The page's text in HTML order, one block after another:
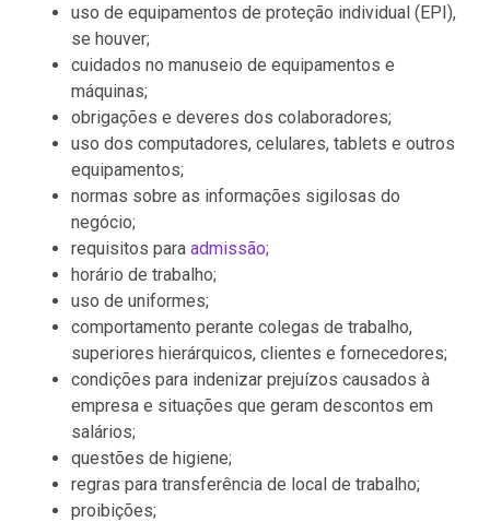
uso de equipamentos de proteção individual (EPI),
se houver;
cuidados no manuseio de equipamentos e
máquinas;
obrigações e deveres dos colaboradores;
uso dos computadores, celulares, tablets e outros
equipamentos;
normas sobre as informações sigilosas do
negócio;
requisitos para admissão;
horário de trabalho;
uso de uniformes;
comportamento perante colegas de trabalho,
superiores hierárquicos, clientes e fornecedores;
condições para indenizar prejuízos causados à
empresa e situações que geram descontos em
salários;
questões de higiene;
regras para transferência de local de trabalho;
proibições;